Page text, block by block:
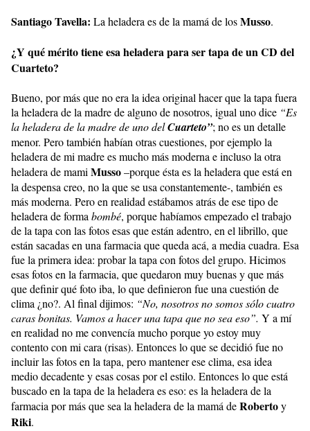
Santiago Tavella: La heladera es de la mamá de losMusso.
¿Y qué mérito tiene esa heladera para ser tapa de un CD del
Cuarteto?
Bueno, por más que no era la idea original hacer que la tapa fuera
la heladera de la madre de alguno de nosotros, igual uno dice “Es
la heladera de la madre de uno delCuarteto”; no es un detalle
menor. Pero también habían otras cuestiones, por ejemplo la
heladera de mi madre es mucho más moderna e incluso la otra
heladera de mamiMusso–porque ésta es la heladera que está en
la despensa creo, no la que se usa constantemente-, también es
más moderna. Pero en realidad estábamos atrás de ese tipo de
heladera de formabombé, porque habíamos empezado el trabajo
de la tapa con las fotos esas que están adentro, en el librillo, que
están sacadas en una farmacia que queda acá, a media cuadra. Esa
fue la primera idea: probar la tapa con fotos del grupo. Hicimos
esas fotos en la farmacia, que quedaron muy buenas y que más
que definir qué foto iba, lo que definieron fue una cuestión de
clima ¿no?. Al final dijimos: “No, nosotros no somos sólo cuatro
caras bonitas. Vamos a hacer una tapa que no sea eso”. Y a mí
en realidad no me convencía mucho porque yo estoy muy
contento con mi cara (risas). Entonces lo que se decidió fue no
incluir las fotos en la tapa, pero mantener ese clima, esa idea
medio decadente y esas cosas por el estilo. Entonces lo que está
buscado en la tapa de la heladera es eso: es la heladera de la
farmacia por más que sea la heladera de la mamá deRobertoy
Riki.